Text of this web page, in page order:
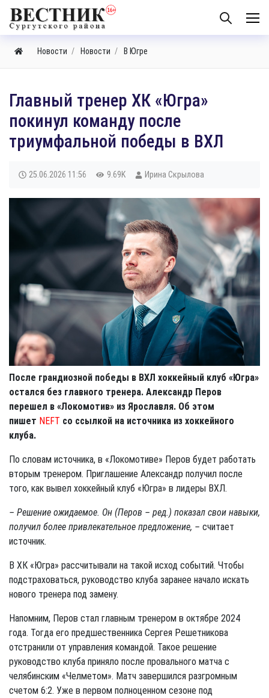
Новости Новости В Югре
​Главный тренер ХК «Югра»
покинул команду после
триумфальной победы в ВХЛ
25.06.2026 11:56 9.69K Ирина Скрылова
После грандиозной победы в ВХЛ хоккейный клуб «Югра»
остался без главного тренера. Александр Перов
перешел в «Локомотив» из Ярославля. Об этом
пишет NEFT со ссылкой на источника из хоккейного
клуба.
По словам источника, в «Локомотиве» Перов будет работать
вторым тренером. Приглашение Александр получил после
того, как вывел хоккейный клуб «Югра» в лидеры ВХЛ.
– Решение ожидаемое. Он (Перов – ред.) показал свои навыки,
получил более привлекательное предложение, – считает
источник.
В ХК «Югра» рассчитывали на такой исход событий. Чтобы
подстраховаться, руководство клуба заранее начало искать
нового тренера под замену.
Напомним, Перов стал главным тренером в октябре 2024
года. Тогда его предшественника Сергея Решетникова
отстранили от управления командой. Такое решение
руководство клуба приняло после провального матча с
челябинским «Челметом». Матч завершился разгромным
счетом 6:2. Уже в первом полноценном сезоне под